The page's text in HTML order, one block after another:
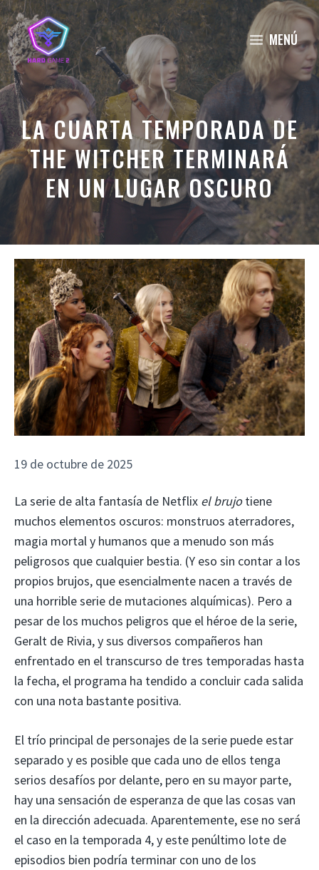
Saltar
al
contenido
MENÚ
LA CUARTA TEMPORADA DE
THE WITCHER TERMINARÁ
EN UN LUGAR OSCURO
19 de octubre de 2025
La serie de alta fantasía de Netflix el brujotiene
muchos elementos oscuros: monstruos aterradores,
magia mortal y humanos que a menudo son más
peligrosos que cualquier bestia. (Y eso sin contar a los
propios brujos, que esencialmente nacen a través de
una horrible serie de mutaciones alquímicas). Pero a
pesar de los muchos peligros que el héroe de la serie,
Geralt de Rivia, y sus diversos compañeros han
enfrentado en el transcurso de tres temporadas hasta
la fecha, el programa ha tendido a concluir cada salida
con una nota bastante positiva.
El trío principal de personajes de la serie puede estar
separado y es posible que cada uno de ellos tenga
serios desafíos por delante, pero en su mayor parte,
hay una sensación de esperanza de que las cosas van
en la dirección adecuada. Aparentemente, ese no será
el caso en la temporada 4, y este penúltimo lote de
episodios bien podría terminar con uno de los